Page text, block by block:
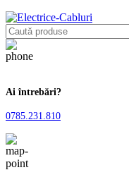
Ai întrebări?
0785.231.810